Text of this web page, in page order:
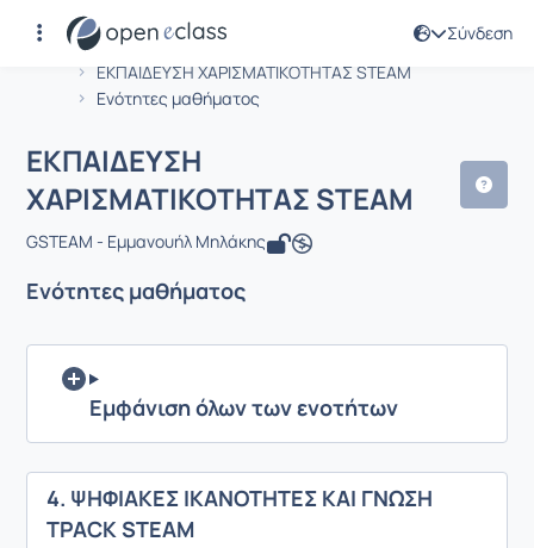
Σύνδεση
Αρχική Σελίδα
ΕΚΠΑΙΔΕΥΣΗ ΧΑΡΙΣΜΑΤΙΚΟΤΗΤΑΣ STEAM
Ενότητες μαθήματος
Μάθημα : ΕΚΠΑΙΔΕΥΣΗ
ΕΚΠΑΙΔΕΥΣΗ
ΧΑΡΙΣΜΑΤΙΚΟΤΗΤΑΣ STEAM
GSTEAM - Εμμανουήλ Μηλάκης
Ενότητες μαθήματος
Εμφάνιση όλων των ενοτήτων
4. ΨΗΦΙΑΚΕΣ ΙΚΑΝΟΤΗΤΕΣ ΚΑΙ ΓΝΩΣΗ
TPACK STEAM